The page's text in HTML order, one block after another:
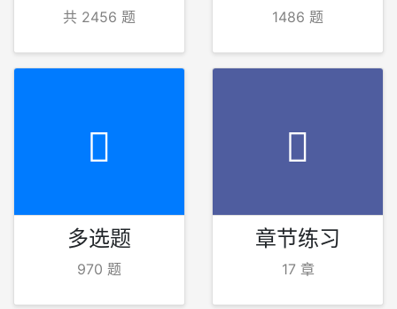
共 2456 题 1486 题
多选题
970 题
章节练习
17 章